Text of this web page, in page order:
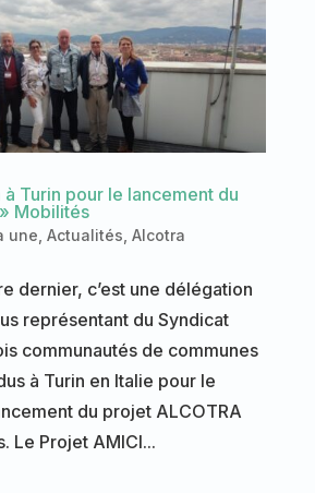
Turin pour le lancement du
Mobilités
une Actualités Alcotra
dernier, c’est une délégation
représentant du Syndicat
communautés de communes
à Turin en Italie pour le
du projet ALCOTRA
Le Projet AMICI...